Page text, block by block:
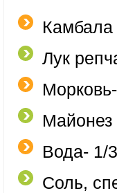
Лук
Майонез
Вода- 1/
Соль,